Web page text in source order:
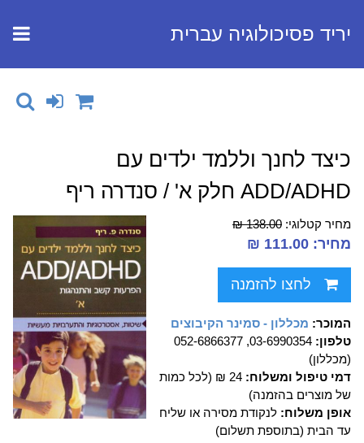
יריד פסיכולוגיה עברית
כיצד לחנך וללמד ילדים עם
ADD/ADHD חלק א' / סנדרה ריף
מחיר קטלוגי: 138.00 ₪
מחיר: 111.00 ₪
לחצו להזמנה
המוכר: מכללון - סמינר הקיבוצים
טלפון:
03-6990354, 052-6866377
(מכללון)
דמי טיפול ומשלוח:
24 ₪ (לכל כמות
של מוצרים בהזמנה)
אופן משלוח: לנקודת מסירה או שליח
עד הבית (בתוספת תשלום)